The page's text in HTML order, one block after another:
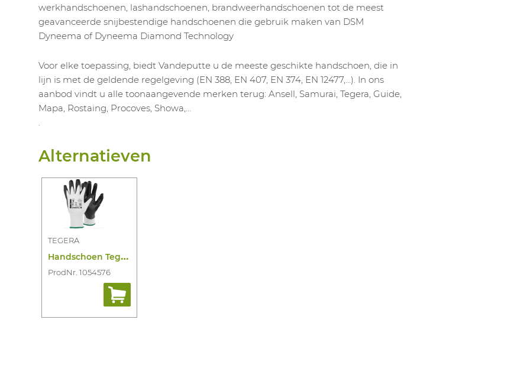
werkhandschoenen, lashandschoenen, brandweerhandschoenen tot de meest
geavanceerde snijbestendige handschoenen die gebruik maken van DSM
Dyneema of Dyneema Diamond Technology
Voor elke toepassing, biedt Vandeputte u de meeste geschikte handschoen, die in
lijn is met de geldende regelgeving (EN 388, EN 407, EN 374, EN 12477,…). In ons
aanbod vindt u alle toonaangevende merken terug: Ansell, Samurai, Tegera, Guide,
Mapa, Rostaing, Procoves, Showa,…
.
Alternatieven
TEGERA
H
andschoen Tegera 410
ProdNr. 1054576